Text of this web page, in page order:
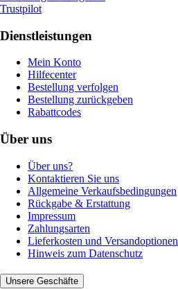
Trustpilot
Dienstleistungen
Mein Konto
Hilfecenter
Bestellung verfolgen
Bestellung zurückgeben
Rabattcodes
Über uns
Über uns?
Kontaktieren Sie uns
Allgemeine Verkaufsbedingungen
Rückgabe & Erstattung
Impressum
Zahlungsarten
Lieferkosten und Versandoptionen
Hinweis zum Datenschutz
Unsere Geschäfte